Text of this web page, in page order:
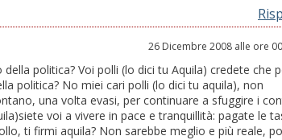
26 Dicembre 2008 alle ore
politica? Voi polli (lo dici tu Aquila) credete che
politica? No miei cari polli (lo dici tu aquila), non
una volta evasi, per continuare a sfuggire i
voi a vivere in pace e tranquillità: pagate le
ti firmi aquila? Non sarebbe meglio e più reale,